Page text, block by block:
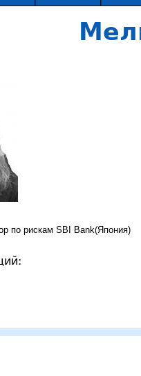
по рискам SBI Bank(Япония)